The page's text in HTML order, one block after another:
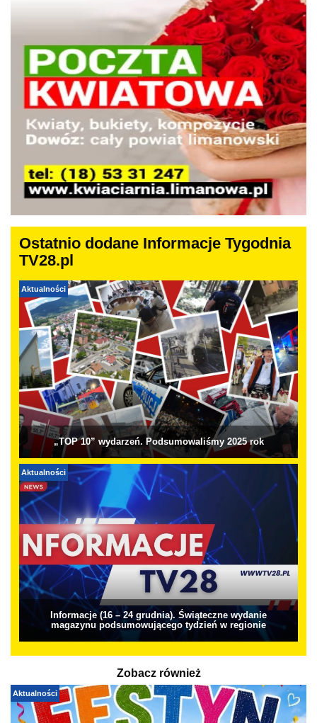
Ostatnio dodane Informacje Tygodnia
TV28.pl
Aktualności
„TOP 10” wydarzeń. Podsumowaliśmy 2025 rok
Aktualności
Informacje (16 – 24 grudnia). Świąteczne wydanie
magazynu podsumowującego tydzień w regionie
Zobacz również
Aktualności